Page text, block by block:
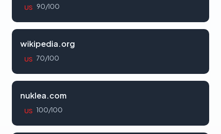
US 90/100
wikipedia.org
US 70/100
nuklea.com
US 100/100